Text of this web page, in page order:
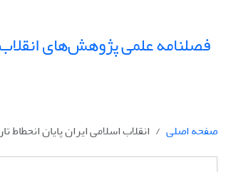
فصلنامه علمی پژوهش‌های
صفحه اصلی انقلاب اسلامی ایران پایان